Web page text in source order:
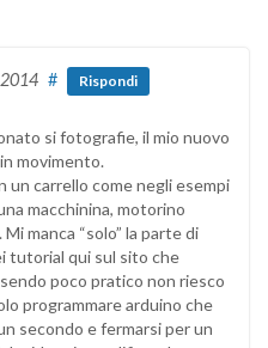
# Rispondi
si fotografie, il mio nuovo
movimento.
un carrello come negli esempi
macchinina, motorino
manca “solo” la parte di
tutorial qui sul sito che
poco pratico non riesco
programmare arduino che
secondo e fermarsi per un